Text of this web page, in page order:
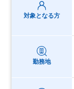
対象となる方
勤務地